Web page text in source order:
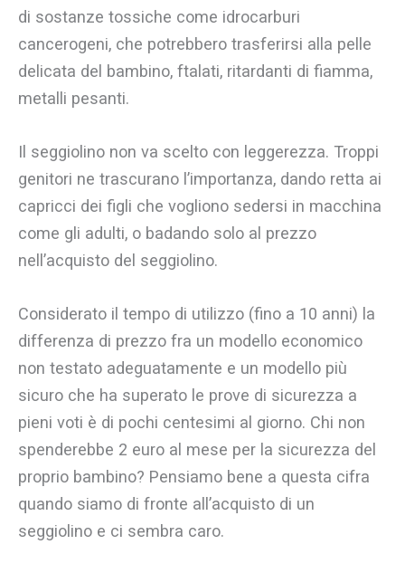
di sostanze tossiche come idrocarburi
cancerogeni, che potrebbero trasferirsi alla pelle
delicata del bambino, ftalati, ritardanti di fiamma,
metalli pesanti.
Il seggiolino non va scelto con leggerezza. Troppi
genitori ne trascurano l’importanza, dando retta ai
capricci dei figli che vogliono sedersi in macchina
come gli adulti, o badando solo al prezzo
nell’acquisto del seggiolino.
Considerato il tempo di utilizzo (fino a 10 anni) la
differenza di prezzo fra un modello economico
non testato adeguatamente e un modello più
sicuro che ha superato le prove di sicurezza a
pieni voti è di pochi centesimi al giorno. Chi non
spenderebbe 2 euro al mese per la sicurezza del
proprio bambino? Pensiamo bene a questa cifra
quando siamo di fronte all’acquisto di un
seggiolino e ci sembra caro.